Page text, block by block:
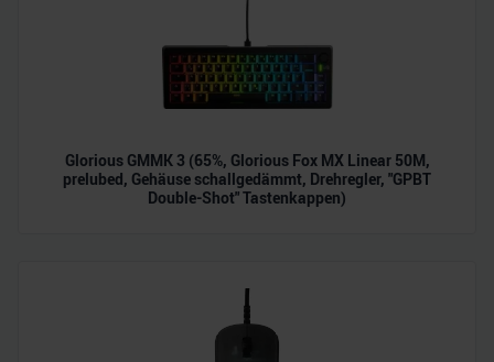
Glorious GMMK 3 (65%, Glorious Fox MX Linear 50M,
prelubed, Gehäuse schallgedämmt, Drehregler, "GPBT
Double-Shot" Tastenkappen)